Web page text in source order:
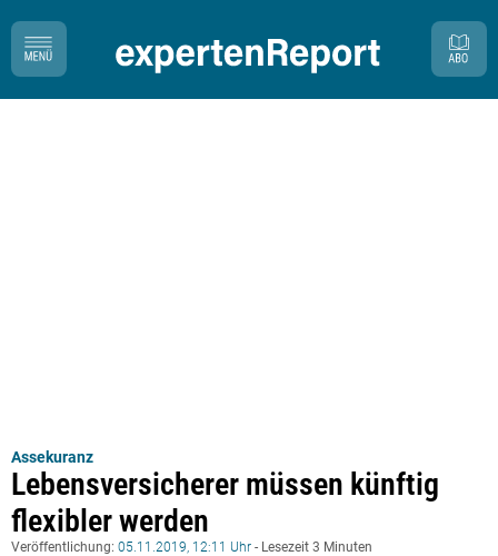
Assekuranz
Lebensversicherer müssen künftig
flexibler werden
Veröffentlichung: 05.11.2019, 12:11 Uhr - Lesezeit 3 Minuten